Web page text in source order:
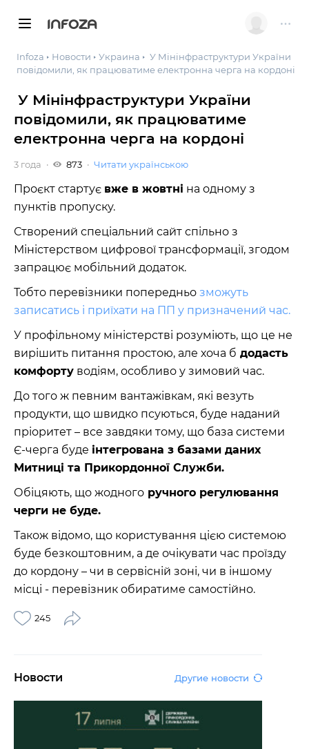
INFOZA
Infoza Новости Украина
У Мінінфраструктури України
повідомили, як працюватиме електронна черга на кордоні
У Мінінфраструктури України
повідомили, як працюватиме
електронна черга на кордоні
3 года 873 Читати українською
Проєкт стартує вже в жовтні на одному з
пунктів пропуску.
Створений спеціальний сайт спільно з
Міністерством цифрової трансформації, згодом
запрацює мобільний додаток.
Тобто перевізники попередньо зможуть
записатись і приїхати на ПП у призначений час.
У профільному міністерстві розуміють, що це не
вирішить питання простою, але хоча б додасть
комфорту водіям, особливо у зимовий час.
До того ж певним вантажівкам, які везуть
продукти, що швидко псуються, буде наданий
пріоритет – все завдяки тому, що база системи
Є-черга буде інтегрована з базами даних
Митниці та Прикордонної Служби.
Обіцяють, що жодного ручного регулювання
черги не буде.
Також відомо, що користування цією системою
буде безкоштовним, а де очікувати час проїзду
до кордону – чи в сервісній зоні, чи в іншому
місці - перевізник обиратиме самостійно.
245
Новости Другие новости